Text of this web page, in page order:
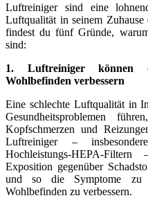
Luftreiniger sind eine
Luftqualität in seinem
findest du fünf Gründe,
sind:
1. Luftreiniger können
Wohlbefinden verbessern
Eine schlechte Luftqualität in
Gesundheitsproblemen
Kopfschmerzen und
Luftreiniger –
Hochleistungs-HEPA-
Exposition gegenüber
und so die Symptome zu
Wohlbefinden zu verbessern.